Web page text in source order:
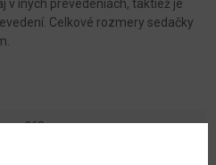
v iných prevedeniach, taktiež je
Celkové rozmery sedačky
268 cm